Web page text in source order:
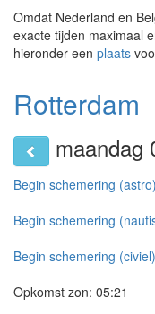
Omdat Nederland en
exacte tijden maximaal
hieronder een plaats
Rotterdam
maandag
Begin schemering (astro)
Begin schemering
Begin schemering (civiel)
Opkomst zon: 05:21